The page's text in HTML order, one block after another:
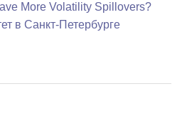
More Volatility Spillovers?
в Санкт-Петербурге